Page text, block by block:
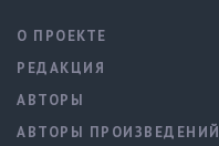
О ПРОЕКТЕ
РЕДАКЦИЯ
АВТОРЫ
АВТОРЫ ПРОИЗВЕДЕНИЙ